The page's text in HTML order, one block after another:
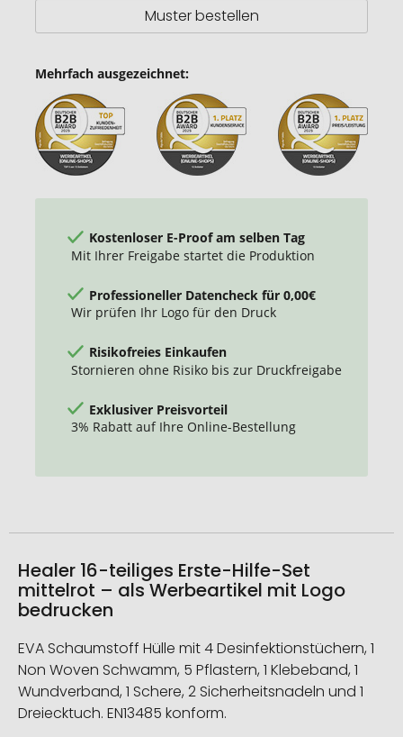
Muster bestellen
Mehrfach ausgezeichnet:
Kostenloser E-Proof am selben Tag
Mit Ihrer Freigabe startet die Produktion
Professioneller Datencheck für 0,00€
Wir prüfen Ihr Logo für den Druck
Risikofreies Einkaufen
Stornieren ohne Risiko bis zur Druckfreigabe
Exklusiver Preisvorteil
3% Rabatt auf Ihre Online-Bestellung
Healer 16-teiliges Erste-Hilfe-Set
mittelrot – als Werbeartikel mit Logo
bedrucken
EVA Schaumstoff Hülle mit 4 Desinfektionstüchern, 1
Non Woven Schwamm, 5 Pflastern, 1 Klebeband, 1
Wundverband, 1 Schere, 2 Sicherheitsnadeln und 1
Dreiecktuch. EN13485 konform.